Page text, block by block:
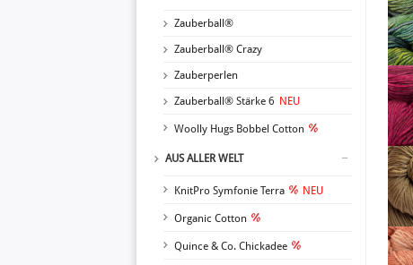
Zauberball®
Zauberball® Crazy
Zauberperlen
Zauberball® Stärke 6 NEU
Woolly Hugs Bobbel Cotton
AUS ALLER WELT
KnitPro Symfonie Terra NEU
Organic Cotton
Quince & Co. Chickadee